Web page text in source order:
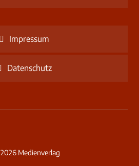
Impressum
Datenschutz
2026 Medienverlag